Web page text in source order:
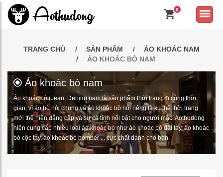
0
TRANG CHỦ SẢN PHẨM
ÁO KHOÁC NAM
ÁO KHOÁC BÒ NAM
Áo khoác bò nam
Áo khoác bò (Jean, Denim) nam là sản phẩm thời trang đi cùng thời
gian, vì áo bò nói chung và áo khoác bò nói riêng là xu thế thời trang
mới thể hiện đẳng cấp và sự cá tính nổi bật cho người mặc. Aothudong
hiện cung cấp nhiều loại áo khoác bò như áo khoác bò dài tay, áo khoác
bò cộc tay, áo khoác bò bomber ... cực chất dành cho bạn.